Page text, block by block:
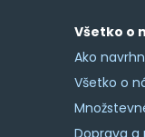
Všetko o
Ako
Všetko o